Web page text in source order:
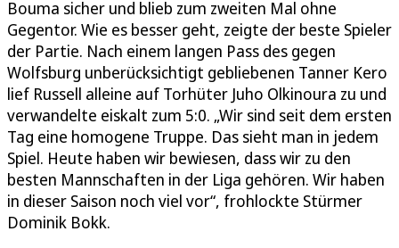
Bouma sicher und blieb zum zweiten Mal ohne
Gegentor. Wie es besser geht, zeigte der beste Spieler
der Partie. Nach einem langen Pass des gegen
Wolfsburg unberücksichtigt gebliebenen Tanner Kero
lief Russell alleine auf Torhüter Juho Olkinoura zu und
verwandelte eiskalt zum 5:0. „Wir sind seit dem ersten
Tag eine homogene Truppe. Das sieht man in jedem
Spiel. Heute haben wir bewiesen, dass wir zu den
besten Mannschaften in der Liga gehören. Wir haben
in dieser Saison noch viel vor“, frohlockte Stürmer
Dominik Bokk.